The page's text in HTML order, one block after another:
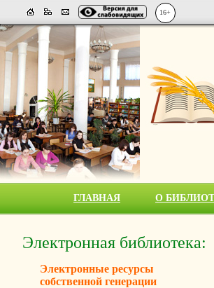
16+
ГЛАВНАЯ О
Электронная библиотека:
Электронные ресурсы
собственной генерации